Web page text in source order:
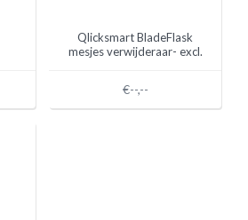
Qlicksmart BladeFlask
mesjes verwijderaar- excl.
€--,--